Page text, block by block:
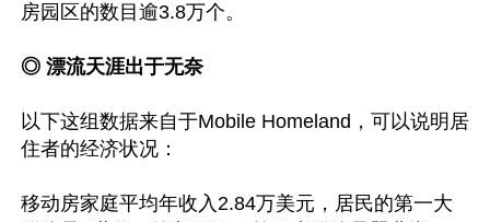
房园区的数目逾3.8万个。
◎ 漂流天涯出于无奈
以下这组数据来自于Mobile Homeland，可以说明居
住者的经济状况：
移动房家庭平均年收入2.84万美元，居民的第一大